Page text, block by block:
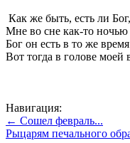
Как же быть, есть ли
Мне во сне как-то ночью
Бог он есть в то же
Вот тогда в голове моей
Навигация:
← Сошел февраль...
Рыцарям печального